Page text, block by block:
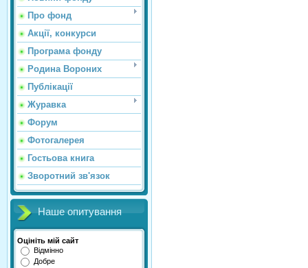
Про фонд
Акції, конкурси
Програма фонду
Родина Вороних
Публікації
Журавка
Форум
Фотогалерея
Гостьова книга
Зворотний зв'язок
Наше опитування
Оцініть мій сайт
Відмінно
Добре